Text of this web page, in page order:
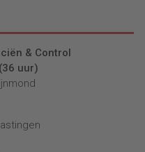
& Control
uur)